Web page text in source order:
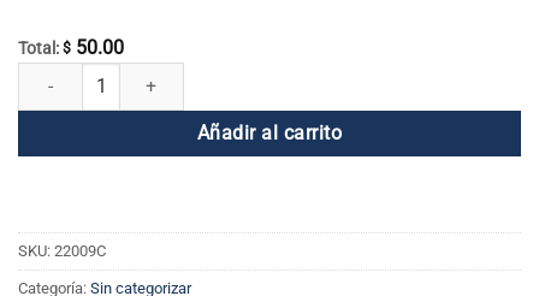
Total: $ 50.00
Anatomía para el Nivel 1 cantidad
Añadir al carrito
SKU: 22009C
Categoría: Sin categorizar